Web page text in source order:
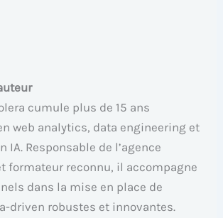
cumule plus de 15 ans
web analytics, data engineering et
IA. Responsable de l’agence
formateur reconnu, il accompagne
dans la mise en place de
driven robustes et innovantes.